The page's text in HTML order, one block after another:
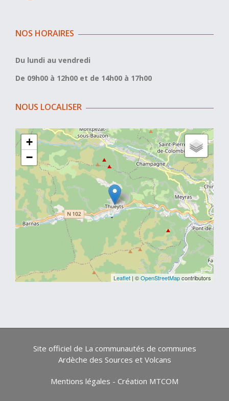
NOS HORAIRES
Du lundi au vendredi
De 09h00 à 12h00 et de 14h00 à 17h00
NOUS LOCALISER
+
−
Leaflet | ©OpenStreetMapcontributors
Site officiel de La communautés de communes
Ardèche des Sources et Volcans
Mentions légales - Création MTCOM